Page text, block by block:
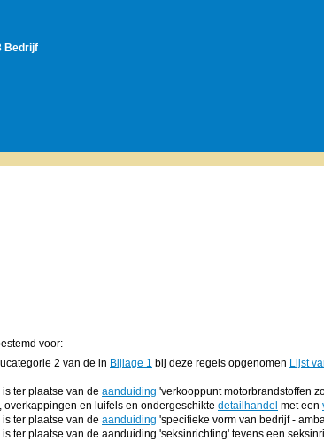
Bedrijf
voor:
2 van de in Bijlage 1 bij deze regels opgenomen Lijst
ter plaatse van de aanduiding 'verkooppunt motorbrandstoffen
en luifels en ondergeschikte detailhandel met een
ter plaatse van de aanduiding 'specifieke vorm van bedrijf -
ter plaatse van de aanduiding 'seksinrichting' tevens een